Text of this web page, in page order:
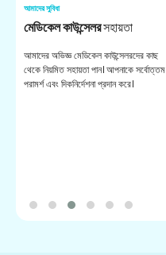
আমাদের সুবিধা
মেডিকেল কাউন্সেলরসহায়তা
আমাদের অভিজ্ঞ মেডিকেল কাউন্সেলরদের কাছ
থেকে নিয়মিত সহায়তা পান। আপনাকে সর্বোত্তম
পরামর্শ এবং দিকনির্দেশনা প্রদান করে।